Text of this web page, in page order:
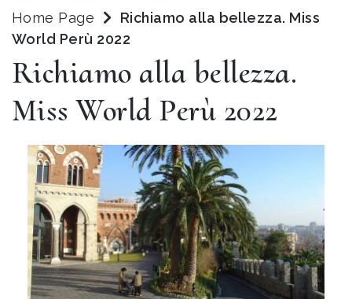
Home Page
Richiamo alla bellezza. Miss
World Perù 2022
Richiamo alla bellezza.
Miss World Perù 2022